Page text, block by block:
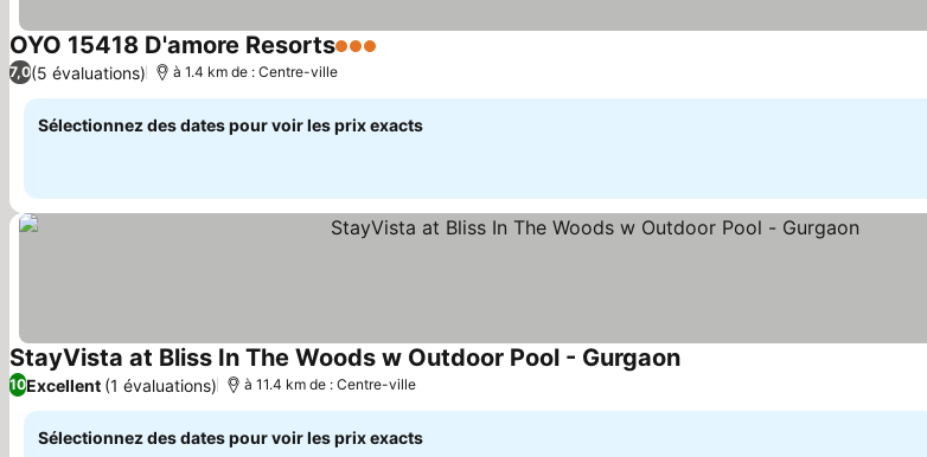
OYO 15418 D'amore Resorts3 Étoiles
7,0(5 évaluations) à 1.4 km de : Centre-ville
Sélectionnez des dates pour voir les prix exacts
StayVista at Bliss In The Woods w Outdoor Pool - GurgaonConsulter les prix
10Excellent (1 évaluations) à 11.4 km de : Centre-ville
Sélectionnez des dates pour voir les prix exacts